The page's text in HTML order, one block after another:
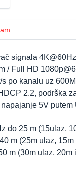
signala
/ Full HD
s po kanalu uz
2.2, podrška za
5V putem
do 25 m (15ulaz,
m (25m ulaz,
m (30m ulaz, 20m